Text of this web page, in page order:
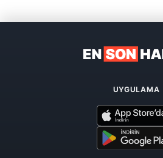
UYGULAMA